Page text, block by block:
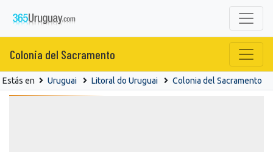
Colonia del Sacramento
Estás en Uruguai Litoral do Uruguai Colonia del Sacramento